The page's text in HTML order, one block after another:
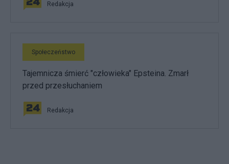
Redakcja
Społeczeństwo
Tajemnicza śmierć "człowieka" Epsteina. Zmarł
przed przesłuchaniem
Redakcja